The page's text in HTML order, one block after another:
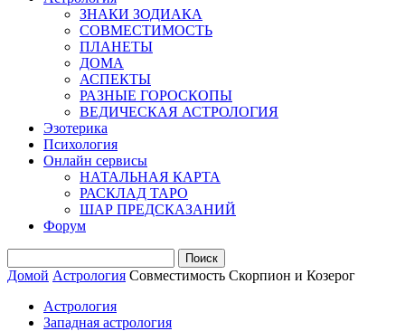
ЗНАКИ ЗОДИАКА
СОВМЕСТИМОСТЬ
ПЛАНЕТЫ
ДОМА
АСПЕКТЫ
РАЗНЫЕ ГОРОСКОПЫ
ВЕДИЧЕСКАЯ АСТРОЛОГИЯ
Эзотерика
Психология
Онлайн сервисы
НАТАЛЬНАЯ КАРТА
РАСКЛАД ТАРО
ШАР ПРЕДСКАЗАНИЙ
Форум
Домой Астрология Совместимость Скорпион и Козерог
Астрология
Западная астрология